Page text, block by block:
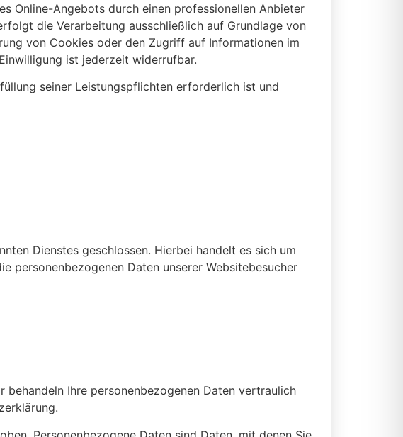
Online-Angebots durch einen professionellen Anbieter
die Verarbeitung ausschließlich auf Grundlage von
von Cookies oder den Zugriff auf Informationen im
ist jederzeit widerrufbar.
seiner Leistungspflichten erforderlich ist und
Dienstes geschlossen. Hierbei handelt es sich um
personenbezogenen Daten unserer Websitebesucher
behandeln Ihre personenbezogenen Daten vertraulich